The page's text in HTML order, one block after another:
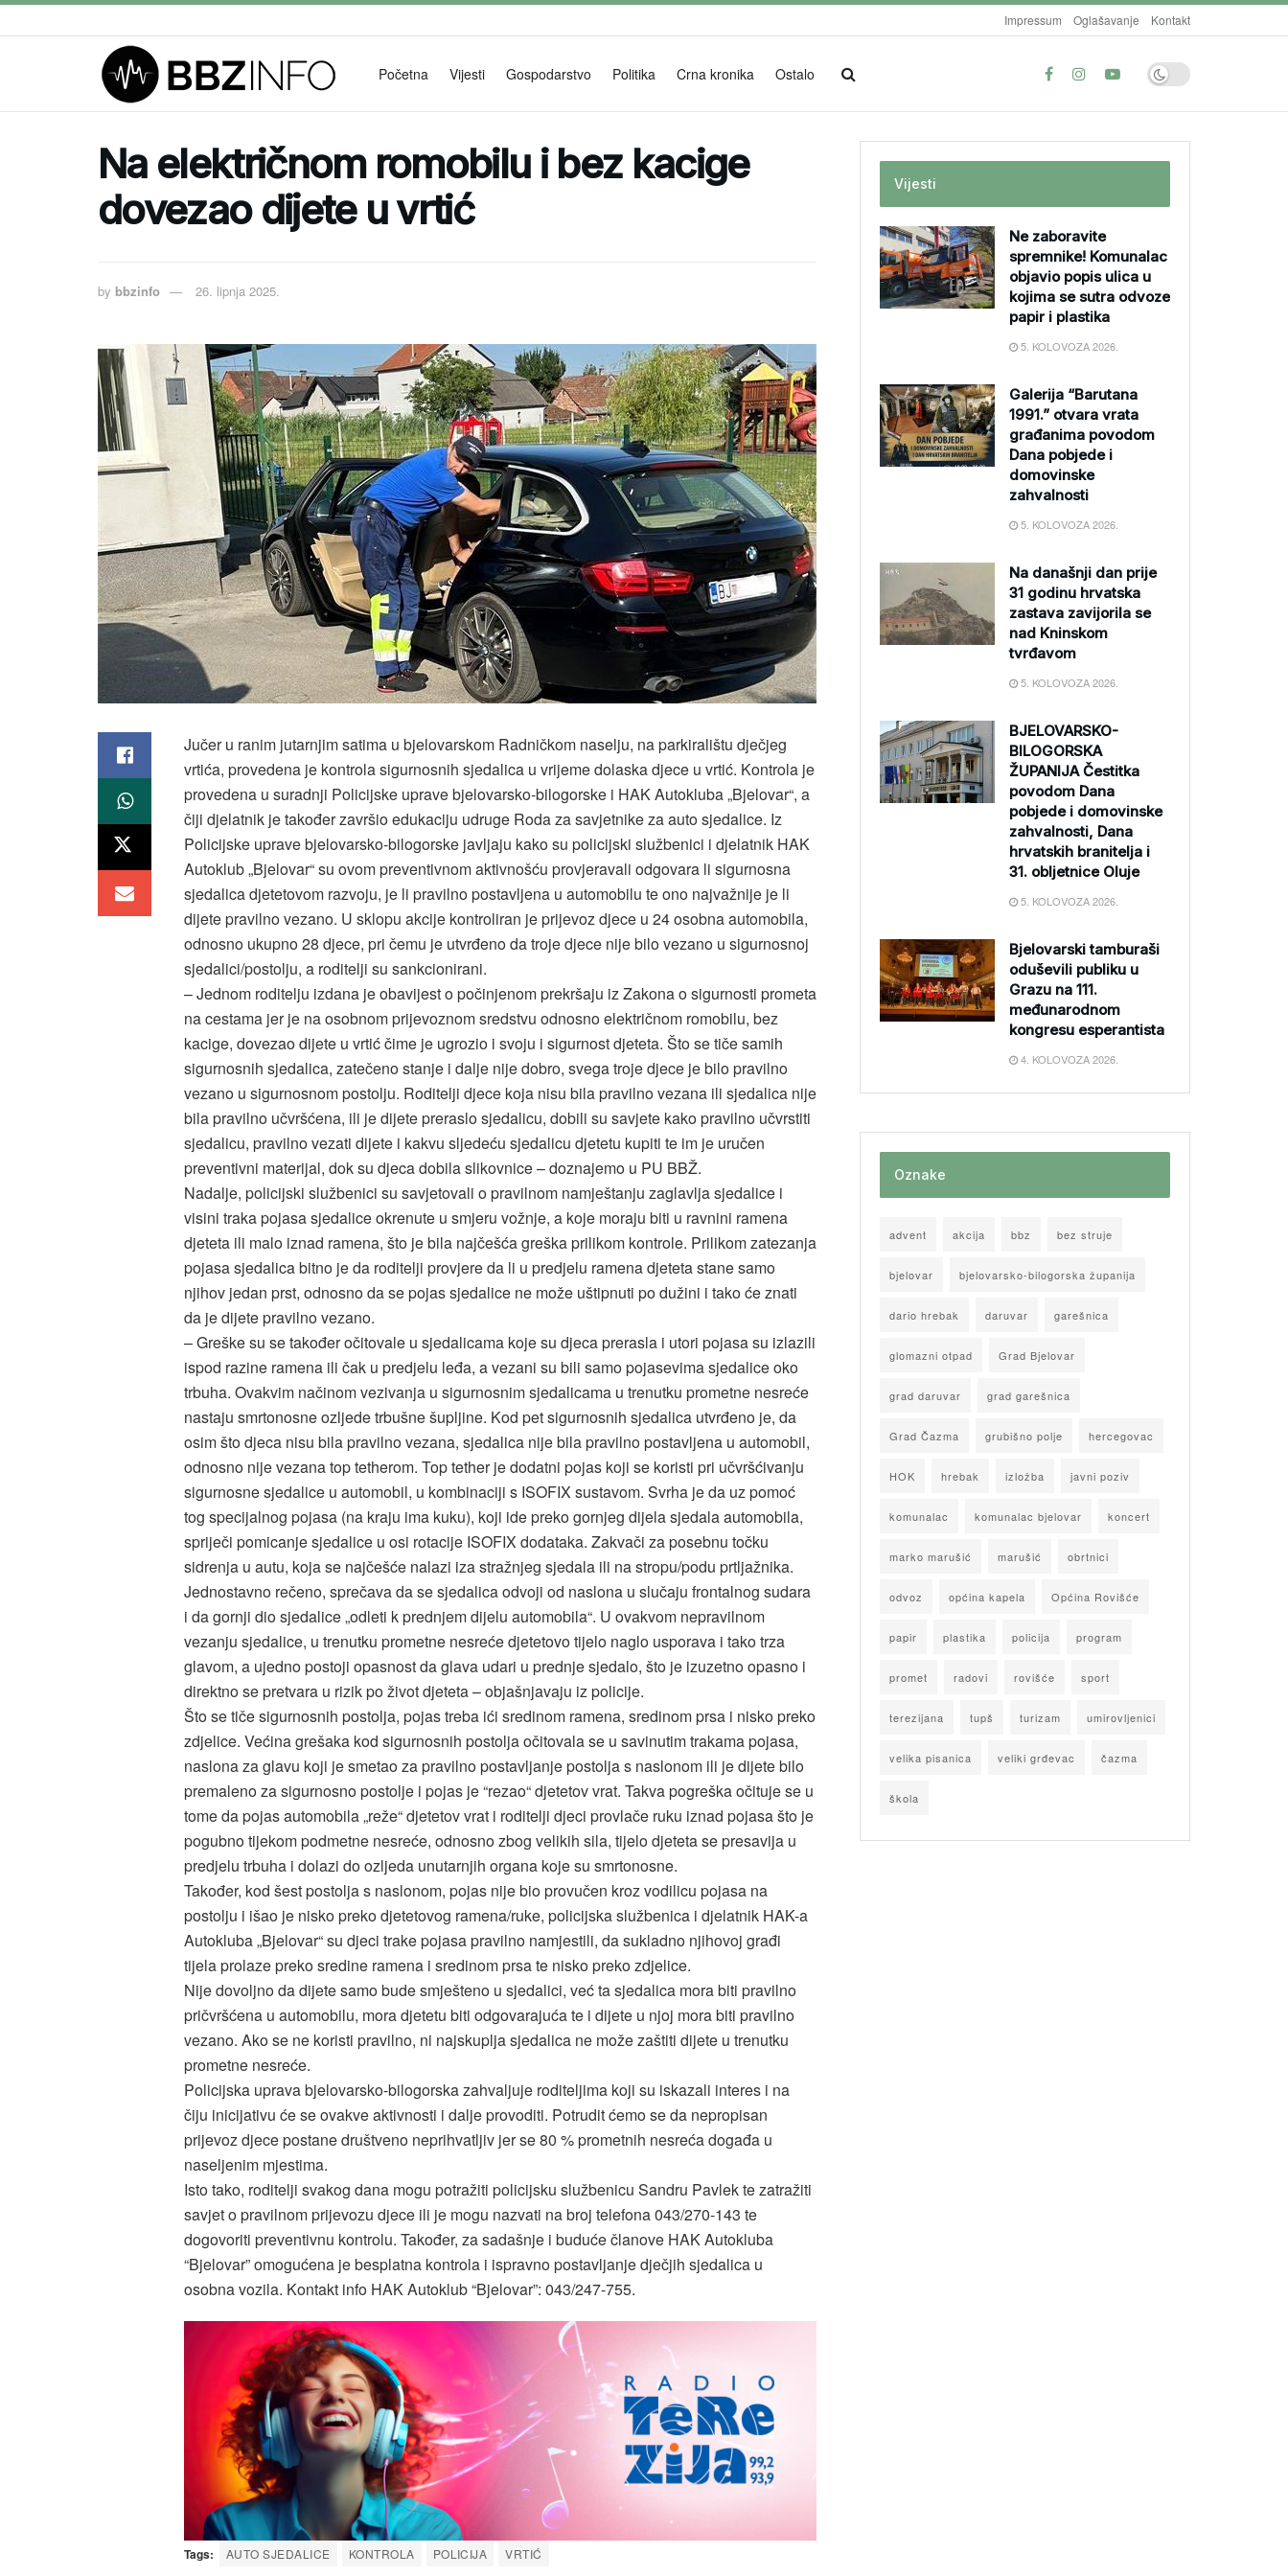
Impressum Oglašavanje Kontakt
Početna Vijesti Gospodarstvo Politika Crna kronika Ostalo
Na električnom romobilu i bez kacige
dovezao dijete u vrtić
by bbzinfo 26. lipnja 2025.
Jučer u ranim jutarnjim satima u bjelovarskom Radničkom naselju, na parkiralištu dječjeg
vrtića, provedena je kontrola sigurnosnih sjedalica u vrijeme dolaska djece u vrtić. Kontrola je
provedena u suradnji Policijske uprave bjelovarsko-bilogorske i HAK Autokluba „Bjelovar“, a
čiji djelatnik je također završio edukaciju udruge Roda za savjetnike za auto sjedalice. Iz
Policijske uprave bjelovarsko-bilogorske javljaju kako su policijski službenici i djelatnik HAK
Autoklub „Bjelovar“ su ovom preventivnom aktivnošću provjeravali odgovara li sigurnosna
sjedalica djetetovom razvoju, je li pravilno postavljena u automobilu te ono najvažnije je li
dijete pravilno vezano. U sklopu akcije kontroliran je prijevoz djece u 24 osobna automobila,
odnosno ukupno 28 djece, pri čemu je utvrđeno da troje djece nije bilo vezano u sigurnosnoj
sjedalici/postolju, a roditelji su sankcionirani.
– Jednom roditelju izdana je obavijest o počinjenom prekršaju iz Zakona o sigurnosti prometa
na cestama jer je na osobnom prijevoznom sredstvu odnosno električnom romobilu, bez
kacige, dovezao dijete u vrtić čime je ugrozio i svoju i sigurnost djeteta. Što se tiče samih
sigurnosnih sjedalica, zatečeno stanje i dalje nije dobro, svega troje djece je bilo pravilno
vezano u sigurnosnom postolju. Roditelji djece koja nisu bila pravilno vezana ili sjedalica nije
bila pravilno učvršćena, ili je dijete preraslo sjedalicu, dobili su savjete kako pravilno učvrstiti
sjedalicu, pravilno vezati dijete i kakvu sljedeću sjedalicu djetetu kupiti te im je uručen
preventivni materijal, dok su djeca dobila slikovnice – doznajemo u PU BBŽ.
Nadalje, policijski službenici su savjetovali o pravilnom namještanju zaglavlja sjedalice i
visini traka pojasa sjedalice okrenute u smjeru vožnje, a koje moraju biti u ravnini ramena
djeteta ili malo iznad ramena, što je bila najčešća greška prilikom kontrole. Prilikom zatezanja
pojasa sjedalica bitno je da roditelji provjere da li u predjelu ramena djeteta stane samo
njihov jedan prst, odnosno da se pojas sjedalice ne može uštipnuti po dužini i tako će znati
da je dijete pravilno vezano.
– Greške su se također očitovale u sjedalicama koje su djeca prerasla i utori pojasa su izlazili
ispod razine ramena ili čak u predjelu leđa, a vezani su bili samo pojasevima sjedalice oko
trbuha. Ovakvim načinom vezivanja u sigurnosnim sjedalicama u trenutku prometne nesreće
nastaju smrtonosne ozljede trbušne šupljine. Kod pet sigurnosnih sjedalica utvrđeno je, da
osim što djeca nisu bila pravilno vezana, sjedalica nije bila pravilno postavljena u automobil,
odnosno nije vezana top tetherom. Top tether je dodatni pojas koji se koristi pri učvršćivanju
sigurnosne sjedalice u automobil, u kombinaciji s ISOFIX sustavom. Svrha je da uz pomoć
tog specijalnog pojasa (na kraju ima kuku), koji ide preko gornjeg dijela sjedala automobila,
spriječi pomicanje sjedalice u osi rotacije ISOFIX dodataka. Zakvači za posebnu točku
sidrenja u autu, koja se najčešće nalazi iza stražnjeg sjedala ili na stropu/podu prtljažnika.
Jednostavno rečeno, sprečava da se sjedalica odvoji od naslona u slučaju frontalnog sudara
i da gornji dio sjedalice „odleti k prednjem dijelu automobila“. U ovakvom nepravilnom
vezanju sjedalice, u trenutku prometne nesreće djetetovo tijelo naglo usporava i tako trza
glavom, a ujedno postoji opasnost da glava udari u prednje sjedalo, što je izuzetno opasno i
direktno se pretvara u rizik po život djeteta – objašnjavaju iz policije.
Što se tiče sigurnosnih postolja, pojas treba ići sredinom ramena, sredinom prsa i nisko preko
zdjelice. Većina grešaka kod sigurnosnih postolja očitovala se u savinutim trakama pojasa,
naslona za glavu koji je smetao za pravilno postavljanje postolja s naslonom ili je dijete bilo
premaleno za sigurnosno postolje i pojas je “rezao“ djetetov vrat. Takva pogreška očituje se u
tome da pojas automobila „reže“ djetetov vrat i roditelji djeci provlače ruku iznad pojasa što je
pogubno tijekom podmetne nesreće, odnosno zbog velikih sila, tijelo djeteta se presavija u
predjelu trbuha i dolazi do ozljeda unutarnjih organa koje su smrtonosne.
Također, kod šest postolja s naslonom, pojas nije bio provučen kroz vodilicu pojasa na
postolju i išao je nisko preko djetetovog ramena/ruke, policijska službenica i djelatnik HAK-a
Autokluba „Bjelovar“ su djeci trake pojasa pravilno namjestili, da sukladno njihovoj građi
tijela prolaze preko sredine ramena i sredinom prsa te nisko preko zdjelice.
Nije dovoljno da dijete samo bude smješteno u sjedalici, već ta sjedalica mora biti pravilno
pričvršćena u automobilu, mora djetetu biti odgovarajuća te i dijete u njoj mora biti pravilno
vezano. Ako se ne koristi pravilno, ni najskuplja sjedalica ne može zaštiti dijete u trenutku
prometne nesreće.
Policijska uprava bjelovarsko-bilogorska zahvaljuje roditeljima koji su iskazali interes i na
čiju inicijativu će se ovakve aktivnosti i dalje provoditi. Potrudit ćemo se da nepropisan
prijevoz djece postane društveno neprihvatljiv jer se 80 % prometnih nesreća događa u
naseljenim mjestima.
Isto tako, roditelji svakog dana mogu potražiti policijsku službenicu Sandru Pavlek te zatražiti
savjet o pravilnom prijevozu djece ili je mogu nazvati na broj telefona 043/270-143 te
dogovoriti preventivnu kontrolu. Također, za sadašnje i buduće članove HAK Autokluba
“Bjelovar” omogućena je besplatna kontrola i ispravno postavljanje dječjih sjedalica u
osobna vozila. Kontakt info HAK Autoklub “Bjelovar”: 043/247-755.
Tags: AUTO SJEDALICE KONTROLA POLICIJA VRTIĆ
Vijesti
Ne zaboravite
spremnike! Komunalac
objavio popis ulica u
kojima se sutra odvoze
papir i plastika
5. KOLOVOZA 2026.
Galerija “Barutana
1991.” otvara vrata
građanima povodom
Dana pobjede i
domovinske
zahvalnosti
5. KOLOVOZA 2026.
Na današnji dan prije
31 godinu hrvatska
zastava zavijorila se
nad Kninskom
tvrđavom
5. KOLOVOZA 2026.
BJELOVARSKO-
BILOGORSKA
ŽUPANIJA Čestitka
povodom Dana
pobjede i domovinske
zahvalnosti, Dana
hrvatskih branitelja i
31. obljetnice Oluje
5. KOLOVOZA 2026.
Bjelovarski tamburaši
oduševili publiku u
Grazu na 111.
međunarodnom
kongresu esperantista
4. KOLOVOZA 2026.
Oznake
advent akcija bbz bez struje
bjelovar bjelovarsko-bilogorska županija
dario hrebak daruvar garešnica
glomazni otpad Grad Bjelovar
grad daruvar grad garešnica
Grad Čazma grubišno polje hercegovac
HOK hrebak izložba javni poziv
komunalac komunalac bjelovar koncert
marko marušić marušić obrtnici
odvoz općina kapela Općina Rovišće
papir plastika policija program
promet radovi rovišće sport
terezijana tupš turizam umirovljenici
velika pisanica veliki grđevac čazma
škola